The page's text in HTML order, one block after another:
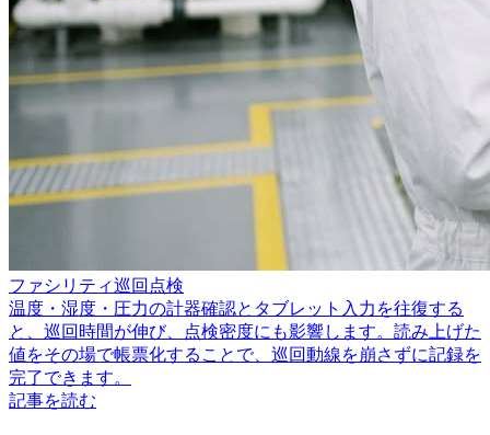
ファシリティ巡回点検
温度・湿度・圧力の計器確認とタブレット入力を往復する
と、巡回時間が伸び、点検密度にも影響します。読み上げた
値をその場で帳票化することで、巡回動線を崩さずに記録を
完了できます。
記事を読む